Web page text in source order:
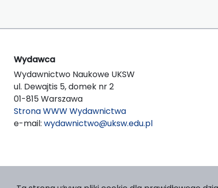
Wydawca
Wydawnictwo Naukowe UKSW
ul. Dewajtis 5, domek nr 2
01-815 Warszawa
Strona WWW Wydawnictwa
e-mail: wydawnictwo@uksw.edu.pl